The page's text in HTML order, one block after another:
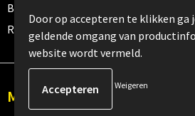
Betaalmethoden
Retourneren
Meld je aan voor onze
Door op accepteren te klikken ga
geldende omgang van
website wordt vermeld.
Weigeren